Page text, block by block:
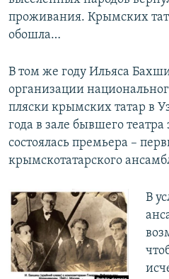
проживания. Крымских
обошла…
В том же году Ильяса
организации
пляски крымских татар в
года в зале бывшего
состоялась премьера –
крымскотатарского
В